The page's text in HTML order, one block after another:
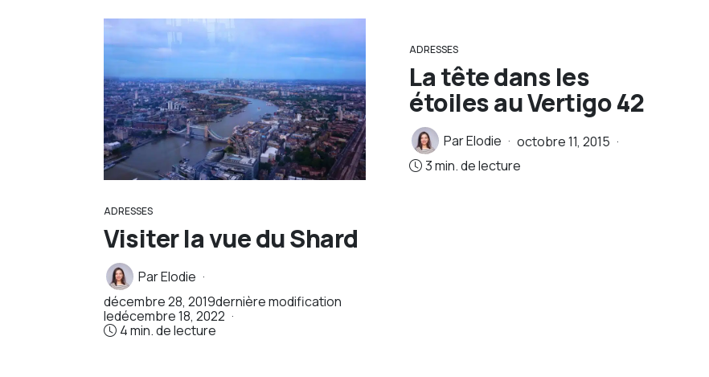
ADRESSES
Visiter la vue du Shard
ParElodie
décembre 28, 2019dernière modification
ledécembre 18, 2022
4 min. de lecture
ADRESSES
La tête dans les
étoiles au Vertigo 42
ParElodie
octobre 11, 2015
3 min. de lecture